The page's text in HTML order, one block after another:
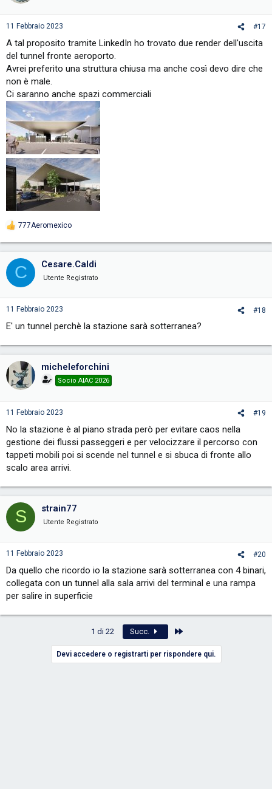
n
s11 Febbraio 2023 #17
A tal proposito tramite LinkedIn ho trovato due render dell'uscita
del tunnel fronte aeroporto.
Avrei preferito una struttura chiusa ma anche così devo dire che
non è male.
Ci saranno anche spazi commerciali
R
t
i
n
s
777Aeromexico
C Cesare.Caldi
Utente Registrato
11 Febbraio 2023 #18
E' un tunnel perchè la stazione sarà sotterranea?
micheleforchini
Socio AIAC 2026
11 Febbraio 2023 #19
No la stazione è al piano strada però per evitare caos nella
gestione dei flussi passeggeri e per velocizzare il percorso con
tappeti mobili poi si scende nel tunnel e si sbuca di fronte allo
scalo area arrivi.
S strain77
Utente Registrato
11 Febbraio 2023 #20
Da quello che ricordo io la stazione sarà sotterranea con 4 binari,
collegata con un tunnel alla sala arrivi del terminal e una rampa
per salire in superficie
1 di 22 Succ.
Devi accedere o registrarti per rispondere qui.